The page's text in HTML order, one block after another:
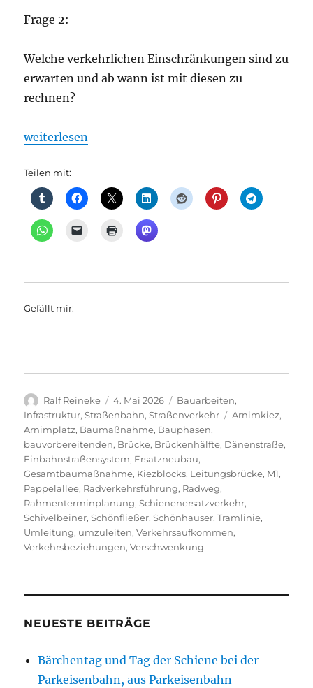
Frage 2:
Welche verkehrlichen Einschränkungen sind zu
erwarten und ab wann ist mit diesen zu
rechnen?
„Ersatzneubau der Schönhauser Allee-Brücke –
weiterlesen
Teilen mit:
Gefällt mir:
Autor
Ralf Reineke
Veröffentlicht
am
4. Mai 2026 Kategorien
Bauarbeiten,
Infrastruktur,Straßenbahn,Straßenverkehr Schlagwörter
Arnimkiez,
Arnimplatz, Baumaßnahme, Bauphasen,
bauvorbereitenden, Brücke, Brückenhälfte, Dänenstraße,
Einbahnstraßensystem, Ersatzneubau,
Gesamtbaumaßnahme, Kiezblocks, Leitungsbrücke, M1,
Pappelallee, Radverkehrsführung, Radweg,
Rahmenterminplanung,Schienenersatzverkehr,
Schivelbeiner,Schönfließer,Schönhauser,Tramlinie,
Umleitung, umzuleiten,Verkehrsaufkommen,
Verkehrsbeziehungen,Verschwenkung
NEUESTE BEITRÄGE
Bärchentag und Tag der Schiene bei der
Parkeisenbahn, aus Parkeisenbahn